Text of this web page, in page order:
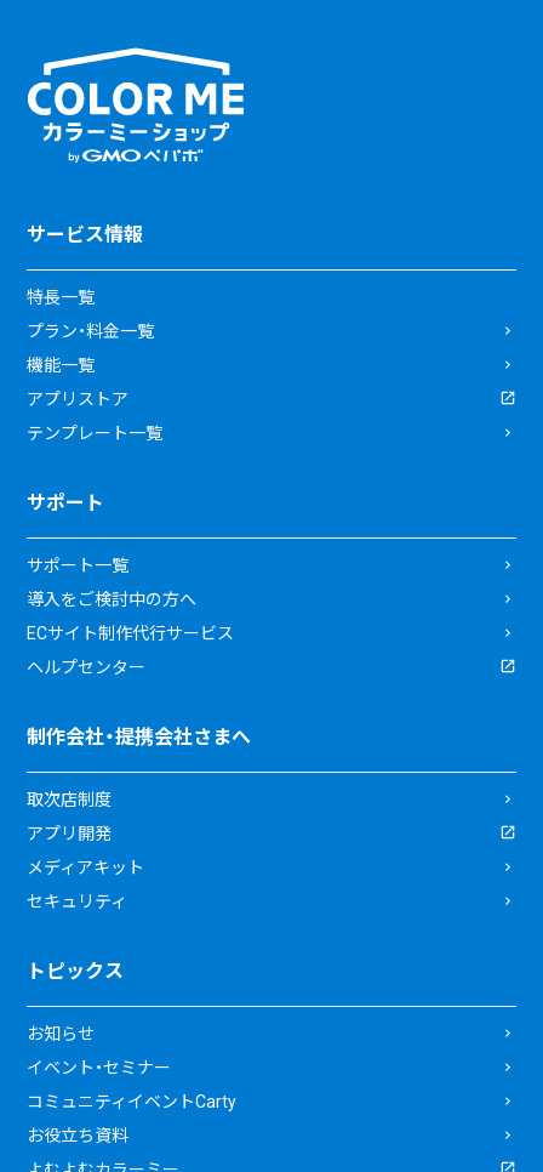
サービス情報
特長一覧
プラン・料金一覧
機能一覧
アプリストア
テンプレート一覧
サポート
サポート一覧
導入をご検討中の方へ
ECサイト制作代行サービス
ヘルプセンター
制作会社・提携会社さまへ
取次店制度
アプリ開発
メディアキット
セキュリティ
トピックス
お知らせ
イベント・セミナー
コミュニティイベントCarty
お役立ち資料